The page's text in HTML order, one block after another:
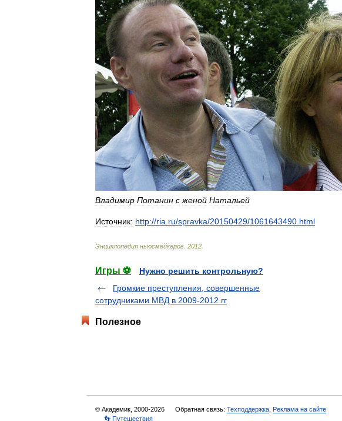
Владимир Потанин с женой Натальей
Источник: http://ria ru/spravka/20150429/1061643490 html
Энциклопедия ньюсмейкеров 2012
Игры ⚽
Нужно решить контрольную?
Громкие преступления, совершенные
сотрудниками МВД в 2009-2012 гг
Полезное
© Академик, 2000-2026 Обратная связь: Техподдержка Реклама на сайте
👣 Путешествия